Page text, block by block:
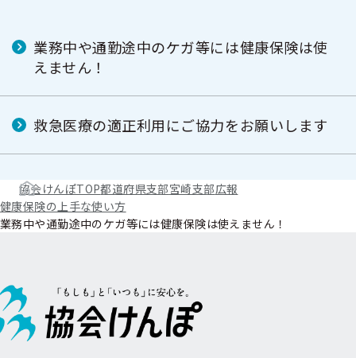
業務中や通勤途中のケガ等には健康保険は使
えません！
救急医療の適正利用にご協力をお願いします
協会けんぽTOP都道府県支部宮崎支部広報
健康保険の上手な使い方
業務中や通勤途中のケガ等には健康保険は使えません！